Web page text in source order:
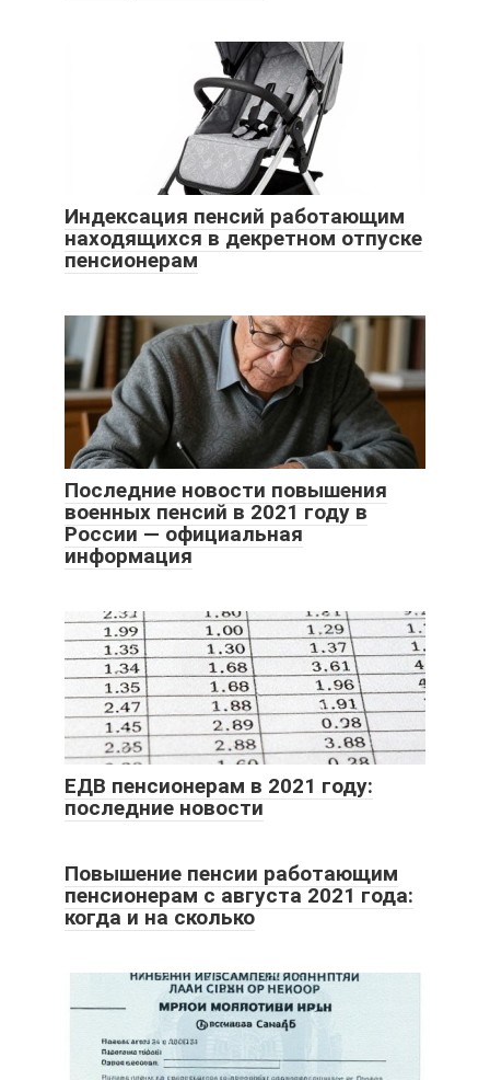
Индексация пенсий работающим
находящихся в декретном отпуске
пенсионерам
Последние новости повышения
военных пенсий в 2021 году в
России — официальная
информация
ЕДВ пенсионерам в 2021 году:
последние новости
Повышение пенсии работающим
пенсионерам с августа 2021 года:
когда и на сколько